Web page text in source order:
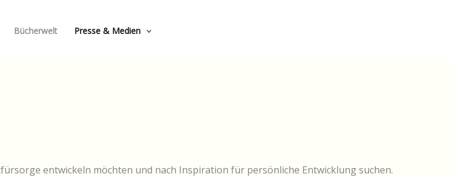
Bücherwelt Presse & Medien
entwickeln möchten und nach Inspiration für persönliche Entwicklung suchen.